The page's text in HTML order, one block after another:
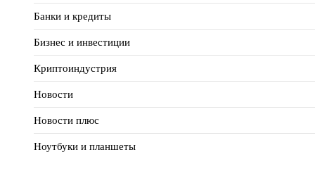
Банки и кредиты
Бизнес и инвестиции
Криптоиндустрия
Новости
Новости плюс
Ноутбуки и планшеты